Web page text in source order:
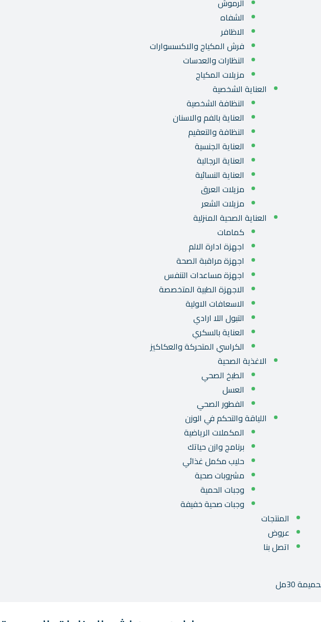
الرموش
الشفاه
الاظافر
فرش المكياج والاكسسوارات
النظارات والعدسات
مزيلات المكياج
العناية الشخصية
النظافة الشخصية
العناية بالفم والاسنان
النظافة والتعقيم
العناية الجنسية
العناية الرجالية
العناية النسائية
مزيلات العرق
مزيلات الشعر
العناية الصحية المنزلية
كمامات
اجهزة ادارة الالم
اجهزة مراقبة الصحة
اجهزة مساعدات التنفس
الاجهزة الطبية المتخصصة
الاسعافات الاولية
التبول اللا ارادي
العناية بالسكري
الكراسي المتحركة والعكاكيز
الاغذية الصحية
الطبخ الصحي
العسل
الفطور الصحي
اللياقة والتحكم في الوزن
المكملات الرياضية
برنامج وازن حياتك
حليب مكمل غذائي
مشروبات صحية
وجبات الحمية
وجبات صحية خفيفة
المنتجات
عروض
اتصل بنا
30مل